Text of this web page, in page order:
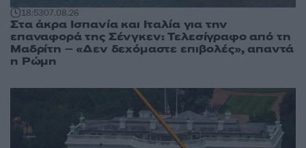
18:5307.08.26
Στα άκρα Ισπανία και Ιταλία για την
επαναφορά της Σένγκεν: Τελεσίγραφο από τη
Μαδρίτη – «Δεν δεχόμαστε επιβολές», απαντά
η Ρώμη